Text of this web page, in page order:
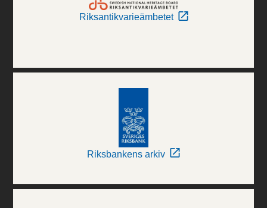
Riksantikvarieämbetet
Riksbankens arkiv